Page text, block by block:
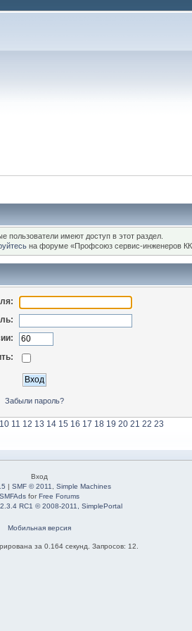
пользователи имеют доступ в этот раздел.
на форуме «Профсоюз сервис-инженеров
Забыли пароль?
10 11 12 13 14 15 16 17 18 19 20 21 22 23
Вход
|SMF © 2011 ,Simple Machines
SMFAds forFree Forums
RC1 © 2008-2011, SimplePortal
Мобильная версия
за 0.164 секунд. Запросов: 12.